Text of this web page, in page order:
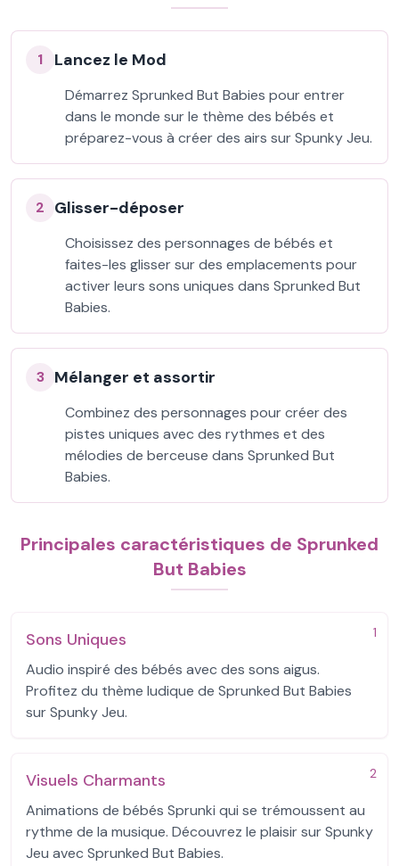
1 Lancez le Mod
Démarrez Sprunked But Babies pour entrer
dans le monde sur le thème des bébés et
préparez-vous à créer des airs sur Spunky Jeu.
2 Glisser-déposer
Choisissez des personnages de bébés et
faites-les glisser sur des emplacements pour
activer leurs sons uniques dans Sprunked But
Babies.
3 Mélanger et assortir
Combinez des personnages pour créer des
pistes uniques avec des rythmes et des
mélodies de berceuse dans Sprunked But
Babies.
Principales caractéristiques de Sprunked
But Babies
1
Sons Uniques
Audio inspiré des bébés avec des sons aigus.
Profitez du thème ludique de Sprunked But Babies
sur Spunky Jeu.
2
Visuels Charmants
Animations de bébés Sprunki qui se trémoussent au
rythme de la musique. Découvrez le plaisir sur Spunky
Jeu avec Sprunked But Babies.